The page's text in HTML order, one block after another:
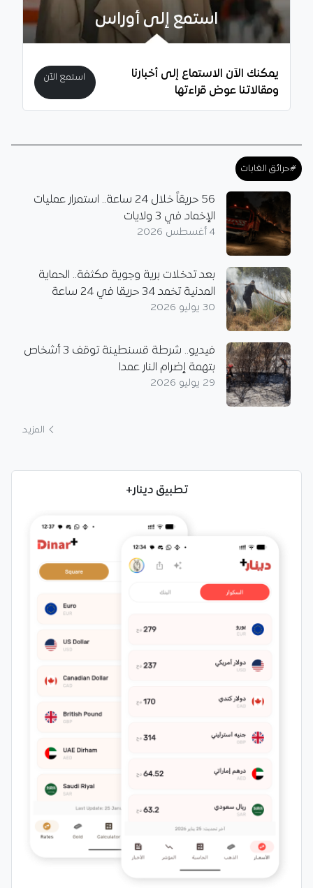
استمع إلى أوراس
يمكنك الآن الاستماع إلى أخبارنا
ومقالاتنا عوض قراءتها
استمع الآن
#حرائق الغابات
56 حريقاً خلال 24 ساعة.. استمرار عمليات
الإخماد في 3 ولايات
4 أغسطس 2026
بعد تدخلات برية وجوية مكثفة.. الحماية
المدنية تخمد 34 حريقا في 24 ساعة
30 يوليو 2026
فيديو.. شرطة قسنطينة توقف 3 أشخاص
بتهمة إضرام النار عمدا
29 يوليو 2026
المزيد
تطبيق دينار+